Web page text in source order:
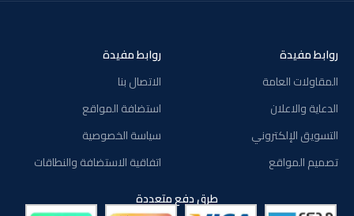
روابط مفيدة
المقاولات العامة
الدعاية والاعلان
التسويق الإلكتروني
تصميم المواقع
روابط مفيدة
الاتصال بنا
استضافة المواقع
سياسة الخصوصية
اتفاقية الاستضافة والنطاقات
طرق دفع متعددة